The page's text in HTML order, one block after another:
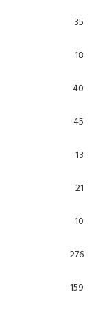
35
18
40
45
13
21
10
276
159